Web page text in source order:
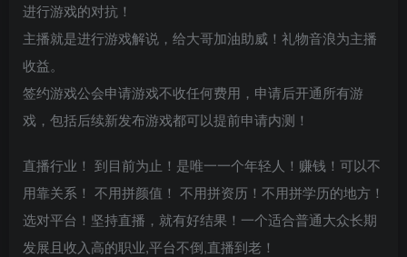
进行游戏的对抗！
主播就是进行游戏解说，给大哥加油助威！礼物音浪为主播
收益。
签约游戏公会申请游戏不收任何费用，申请后开通所有游
戏，包括后续新发布游戏都可以提前申请内测！
直播行业！ 到目前为止！是唯一一个年轻人！赚钱！可以不
用靠关系！ 不用拼颜值！ 不用拼资历！不用拼学历的地方！
选对平台！坚持直播，就有好结果！一个适合普通大众长期
发展且收入高的职业,平台不倒,直播到老！